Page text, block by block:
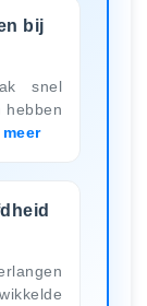
bij
snel
hebben